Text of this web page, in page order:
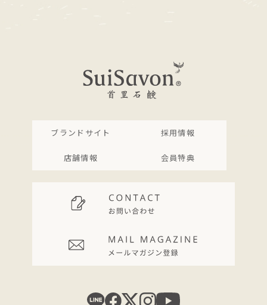
ブランドサイト 採用情報
店舗情報 会員特典